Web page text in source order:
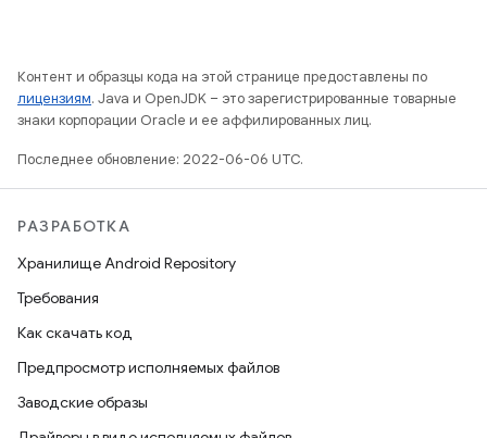
Контент и образцы кода на этой странице предоставлены по
лицензиям. Java и OpenJDK – это зарегистрированные товарные
знаки корпорации Oracle и ее аффилированных лиц.
Последнее обновление: 2022-06-06 UTC.
РАЗРАБОТКА
Хранилище Android Repository
Требования
Как скачать код
Предпросмотр исполняемых файлов
Заводские образы